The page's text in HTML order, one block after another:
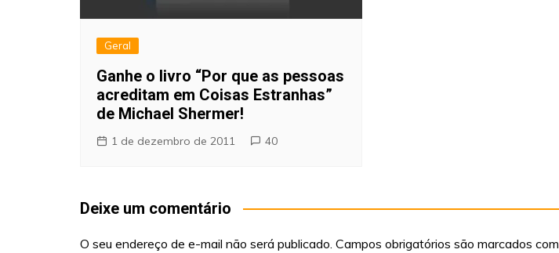
Geral
Ganhe o livro “Por que as pessoas
acreditam em Coisas Estranhas”
de Michael Shermer!
1 de dezembro de 2011 40
Deixe um comentário
O seu endereço de e-mail não será publicado. Campos obrigatórios são marcados com